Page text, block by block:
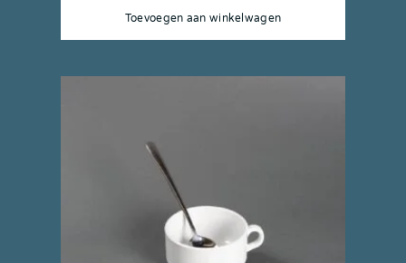
Toevoegen aan winkelwagen